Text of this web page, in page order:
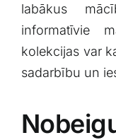
labākus
informatīvie
kolekcijas​ var
sadarbību un⁣